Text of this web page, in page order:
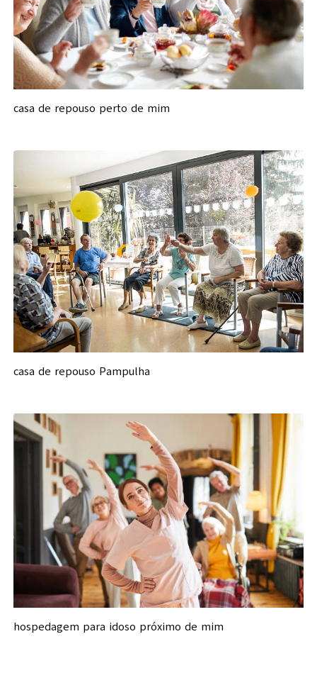
casa de repouso perto de mim
casa de repouso Pampulha
hospedagem para idoso próximo de mim